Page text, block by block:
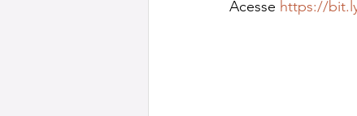
Acesse https://